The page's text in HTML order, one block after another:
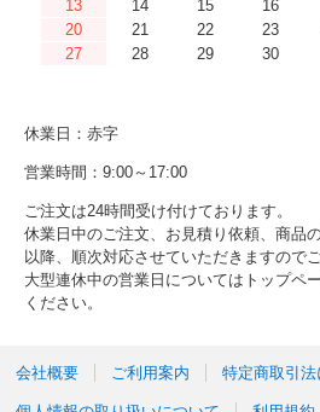
13
14 15 16
20
21 22 23
27
28 29 30
休業日：赤字
営業時間：9:00～17:00
ご注文は24時間受け付けております。
休業日中のご注文、お見積り依頼、商品
以降、順次対応させていただきますので
大型連休中の営業日についてはトップペ
ください。
会社概要 ご利用案内 特定商取引